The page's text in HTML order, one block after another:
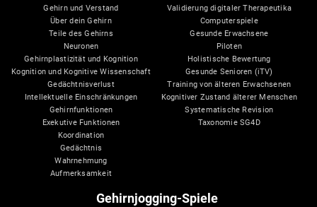
Gehirn und Verstand
Über dein Gehirn
Teile des Gehirns
Neuronen
Gehirnplastizität und Kognition
Kognition und Kognitive Wissenschaft
Gedächtnisverlust
Intellektuelle Einschränkungen
Gehirnfunktionen
Exekutive Funktionen
Koordination
Gedächtnis
Wahrnehmung
Aufmerksamkeit
Validierung digitaler Therapeutika
Computerspiele
Gesunde Erwachsene
Piloten
Holistische Bewertung
Gesunde Senioren (iTV)
Training von älteren Erwachsenen
Kognitiver Zustand älterer Menschen
Systematische Revision
Taxonomie SG4D
Gehirnjogging-Spiele